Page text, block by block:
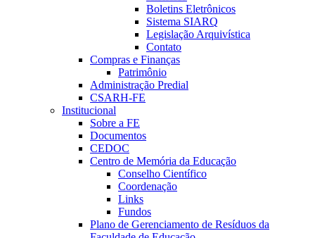
Boletins Eletrônicos
Sistema SIARQ
Legislação Arquivística
Contato
Compras e Finanças
Patrimônio
Administração Predial
CSARH-FE
Institucional
Sobre a FE
Documentos
CEDOC
Centro de Memória da Educação
Conselho Científico
Coordenação
Links
Fundos
Plano de Gerenciamento de Resíduos da